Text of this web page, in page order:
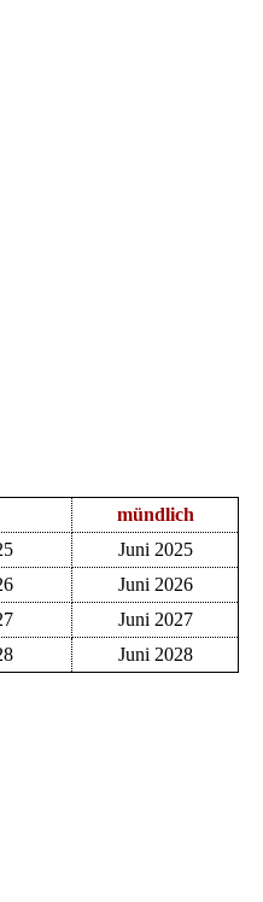
mündlich
Juni 2025
Juni 2026
Juni 2027
Juni 2028